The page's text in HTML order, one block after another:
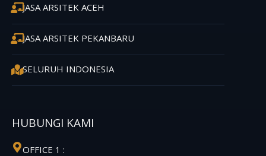
JASA ARSITEK ACEH
JASA ARSITEK PEKANBARU
SELURUH INDONESIA
HUBUNGI KAMI
OFFICE 1 :